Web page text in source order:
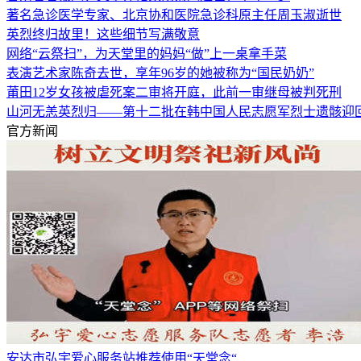
著名急诊医学专家、北京协和医院急诊科原主任周玉淑逝世
英烈终归故里！这些细节写满敬意
网络“云祭扫”，为天堂里的妈妈“做”上一桌拿手菜
表演艺术家陈奇去世，享年96岁的她被称为“国民奶奶”
莆田12岁女孩被虐死案二审将开庭，此前一审继母被判死刑
山河无恙英烈归——第十二批在韩中国人民志愿军烈士遗骸迎
官方新闻
安达市弘宇爱心服务站推荐使用“天堂念“